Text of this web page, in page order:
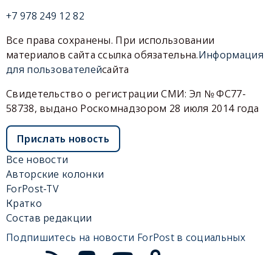
+7 978 249 12 82
Все права сохранены. При использовании
материалов сайта ссылка обязательна.Информация
для пользователейсайта
Свидетельство о регистрации СМИ: Эл № ФС77-
58738, выдано Роскомнадзором 28 июля 2014 года
Прислать новость
Все новости
Авторские колонки
ForPost-TV
Кратко
Состав редакции
Подпишитесь на новости ForPost в социальных